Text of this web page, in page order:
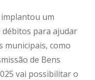
implantou um
para ajudar
municipais, como
de Bens
vai possibilitar o